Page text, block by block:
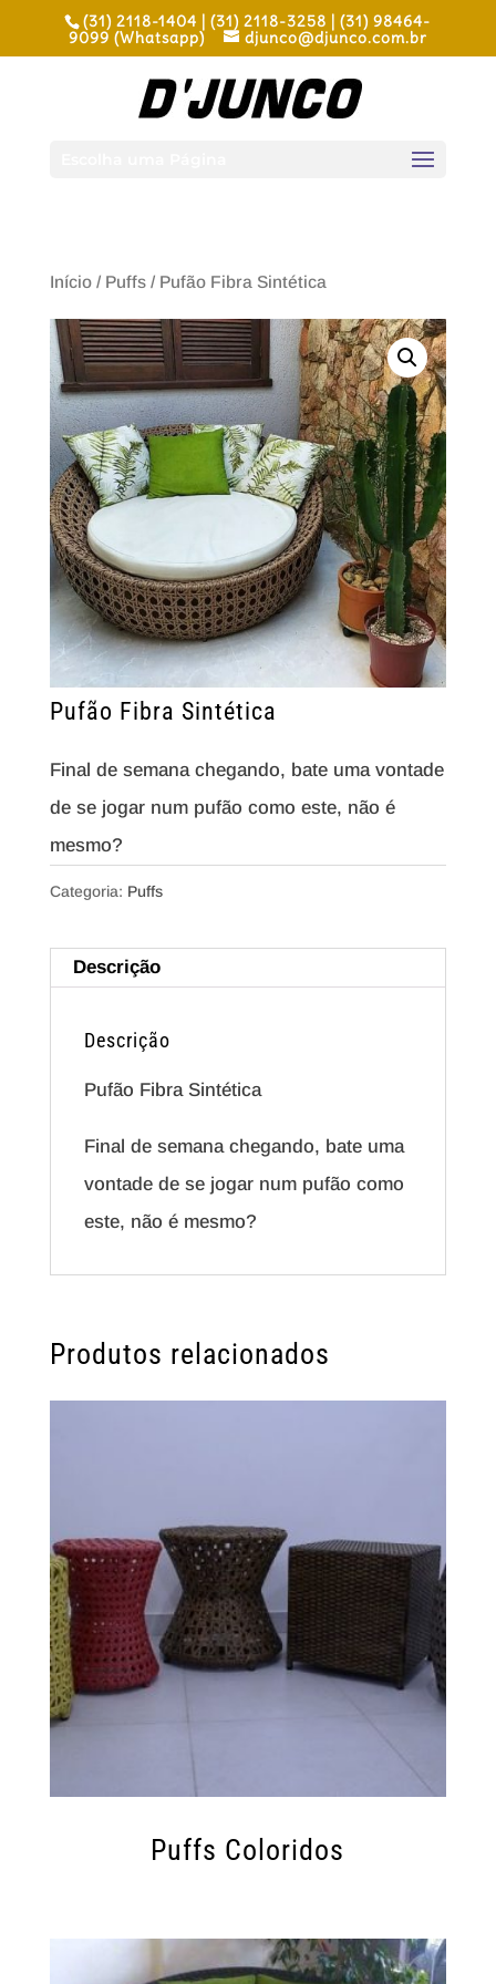
(31) 2118-1404 | (31) 2118-3258 | (31) 98464-
9099 (Whatsapp)
djunco@djunco.com.br
Início/ Puffs/ Pufão Fibra Sintética
Pufão Fibra Sintética
Final de semana chegando, bate uma vontade
de se jogar num pufão como este, não é
mesmo?
Categoria: Puffs
Descrição
Descrição
Pufão Fibra Sintética
Final de semana chegando, bate uma
vontade de se jogar num pufão como
este, não é mesmo?
Produtos relacionados
Puffs Coloridos